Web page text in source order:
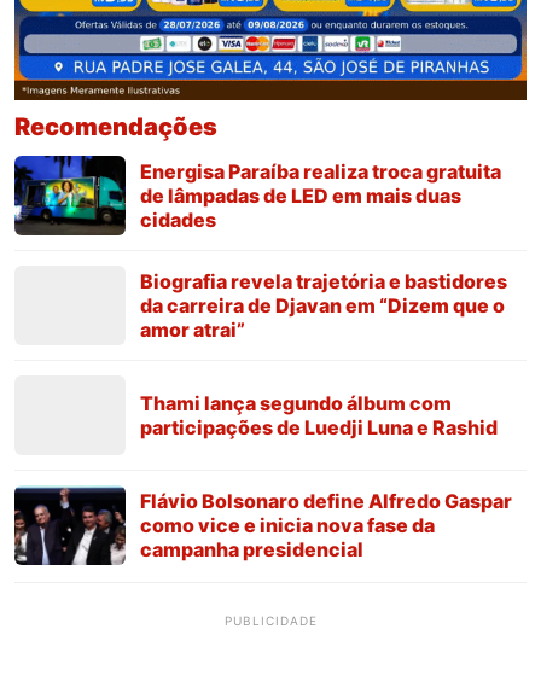
Recomendações
Energisa Paraíba realiza troca gratuita
de lâmpadas de LED em mais duas
cidades
Biografia revela trajetória e bastidores
da carreira de Djavan em “Dizem que o
amor atrai”
Thami lança segundo álbum com
participações de Luedji Luna e Rashid
Flávio Bolsonaro define Alfredo Gaspar
como vice e inicia nova fase da
campanha presidencial
PUBLICIDADE